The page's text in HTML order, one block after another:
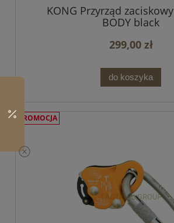
KONG Przyrząd zaciskowy
BODY black
299,00 zł
do koszyka
PROMOCJA